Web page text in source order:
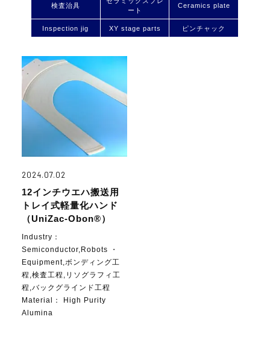
検査治具
ート
Ceramics plate
Inspection jig XY stage parts ピンチャック
2024.07.02
12インチウエハ搬送用
トレイ式軽量化ハンド
（UniZac-Obon®）
Industry：
Semiconductor,Robots ・
Equipment,ボンディング工
程,検査工程,リソグラフィ工
程,バックグラインド工程
Material：
High Purity
Alumina